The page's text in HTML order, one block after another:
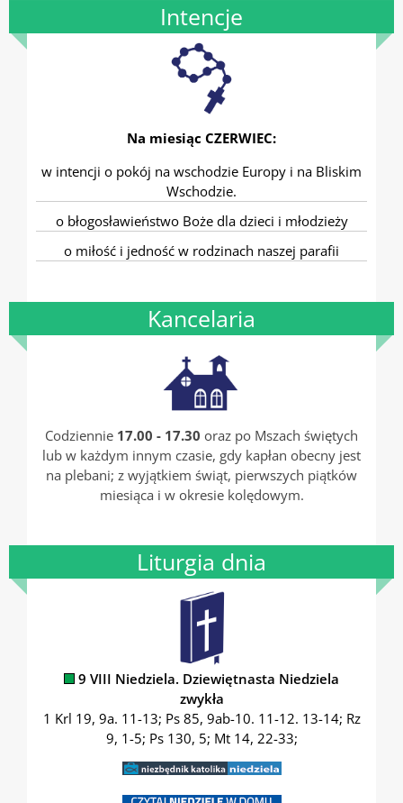
Intencje
Na miesiąc CZERWIEC:
w intencji o pokój na wschodzie Europy i na Bliskim
Wschodzie.
o błogosławieństwo Boże dla dzieci i młodzieży
o miłość i jedność w rodzinach naszej parafii
Kancelaria
Codziennie 17.00 - 17.30 oraz po Mszach świętych
lub w każdym innym czasie, gdy kapłan obecny jest
na plebani; z wyjątkiem świąt, pierwszych piątków
miesiąca i w okresie kolędowym.
Liturgia dnia
9 VIII Niedziela. Dziewiętnasta Niedziela
zwykła
1 Krl 19, 9a. 11-13; Ps 85, 9ab-10. 11-12. 13-14; Rz
9, 1-5; Ps 130, 5; Mt 14, 22-33;